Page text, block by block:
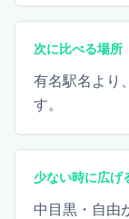
次に比べる場所
有名駅名より
す。
少ない時に広げ
中目黒・自由